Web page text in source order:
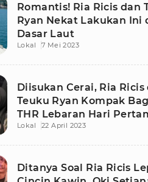
Romantis! Ria Ricis dan
Ryan Nekat Lakukan Ini
Dasar Laut
Lokal 7 Mei 2023
Diisukan Cerai, Ria Ricis
Teuku Ryan Kompak
THR Lebaran Hari
Pesantren
Lokal 22 April 2023
Ditanya Soal Ria Ricis